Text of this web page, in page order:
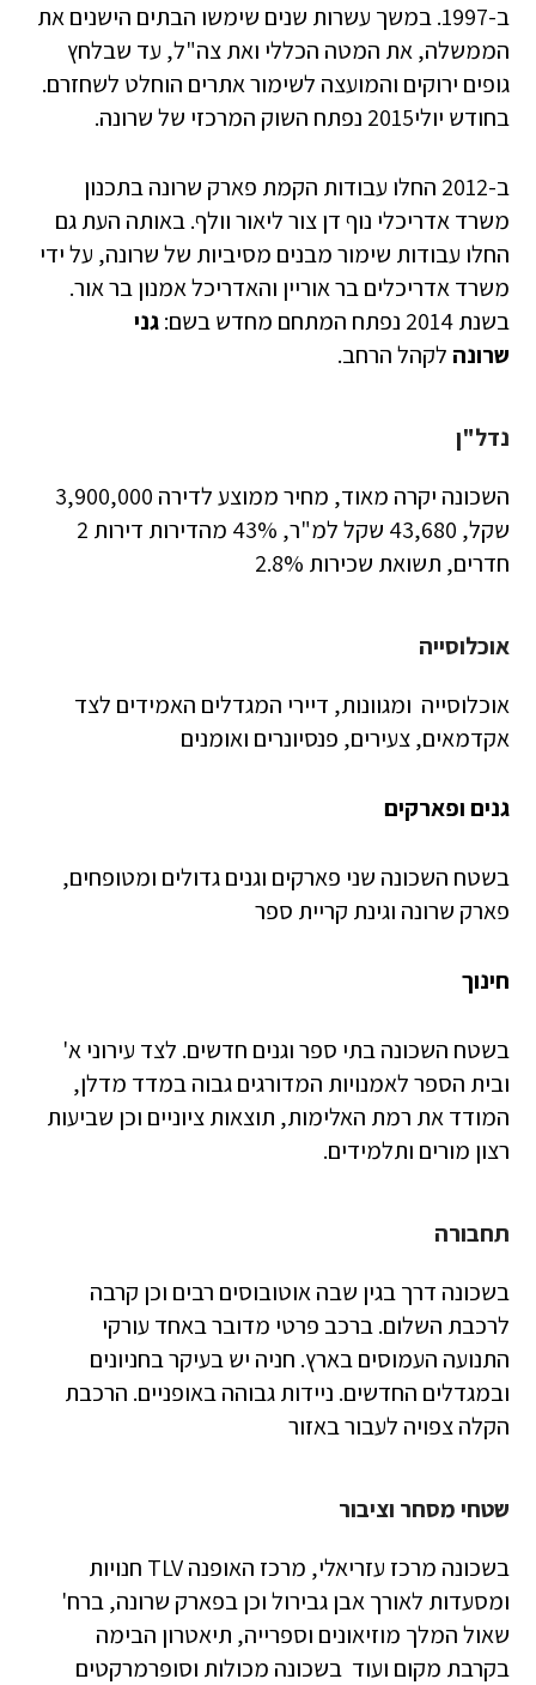
ב-1997. במשך עשרות שנים שימשו הבתים הישנים את
הממשלה, את המטה הכללי ואת צה"ל, עד שבלחץ
גופים ירוקים והמועצה לשימור אתרים הוחלט לשחזרם.
בחודש יולי2015 נפתח השוק המרכזי של שרונה.
ב-2012 החלו עבודות הקמת פארק שרונה בתכנון
משרד אדריכלי נוף דן צור ליאור וולף. באותה העת גם
החלו עבודות שימור מבנים מסיביות של שרונה, על ידי
משרד אדריכלים בר אוריין והאדריכל אמנון בר אור.
בשנת 2014 נפתח המתחם מחדש בשם:
גני
שרונה לקהל הרחב.
נדל"ן
השכונה יקרה מאוד, מחיר ממוצע לדירה 3,900,000
שקל, 43,680 שקל למ"ר, 43% מהדירות דירות 2
חדרים, תשואת שכירות 2.8%
אוכלוסייה
אוכלוסייה ומגוונות, דיירי המגדלים האמידים לצד
אקדמאים, צעירים, פנסיונרים ואומנים
גנים ופארקים
בשטח השכונה שני פארקים וגנים גדולים ומטופחים,
פארק שרונה וגינת קריית ספר
חינוך
בשטח השכונה בתי ספר וגנים חדשים. לצד עירוני א'
ובית הספר לאמנויות המדורגים גבוה במדד מדלן,
המודד את רמת האלימות, תוצאות ציוניים וכן שביעות
רצון מורים ותלמידים.
תחבורה
בשכונה דרך בגין שבה אוטובוסים רבים וכן קרבה
לרכבת השלום. ברכב פרטי מדובר באחד עורקי
התנועה העמוסים בארץ. חניה יש בעיקר בחניונים
ובמגדלים החדשים. ניידות גבוהה באופניים. הרכבת
הקלה צפויה לעבור באזור
שטחי מסחר וציבור
בשכונה מרכז עזריאלי, מרכז האופנה TLV חנויות
ומסעדות לאורך אבן גבירול וכן בפארק שרונה, ברח'
שאול המלך מוזיאונים וספרייה, תיאטרון הבימה
בקרבת מקום ועוד בשכונה מכולות וסופרמרקטים